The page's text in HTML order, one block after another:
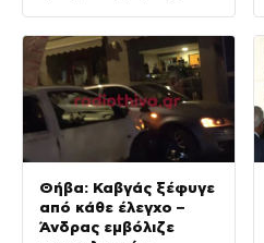
Θήβα: Καβγάς ξέφυγε
από κάθε έλεγχο –
Άνδρας εμβόλιζε